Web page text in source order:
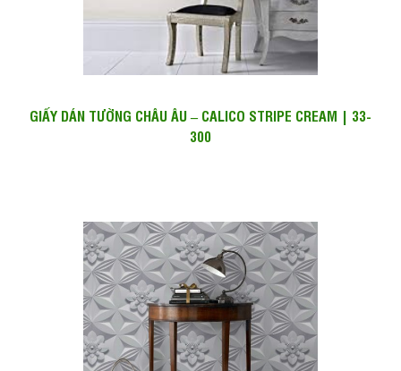
GIẤY DÁN TƯỜNG CHÂU ÂU – CALICO STRIPE CREAM | 33-
300